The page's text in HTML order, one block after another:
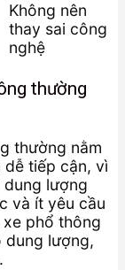
Không nên
thay sai công
nghệ
thường
thường nằm
tiếp cận, vì
dung lượng
và ít yêu cầu
phổ thông
dung lượng,